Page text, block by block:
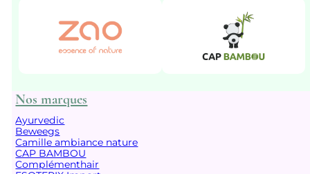
Nos marques
Ayurvedic
Beweegs
Camille ambiance nature
CAP BAMBOU
Complémenthair